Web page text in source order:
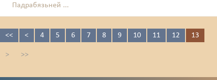
Падрабязьней ...
<< < 4 5 6 7 8 9 10 11 12 13
> >>